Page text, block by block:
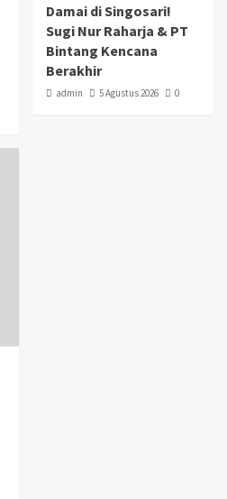
Damai di Singosari!
Sugi Nur Raharja & PT
Bintang Kencana
Berakhir
admin 5 Agustus 2026 0